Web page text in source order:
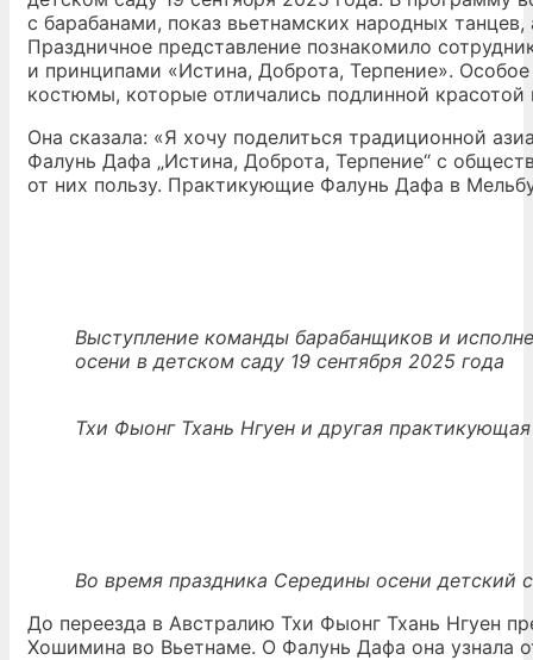
с барабанами, показ вьетнамских народных
Праздничное представление познакомило
и принципами «Истина, Доброта, Терпение».
костюмы, которые отличались подлинной красотой
Она сказала: «Я хочу поделиться традиционной
Фалунь Дафа „Истина, Доброта, Терпение“ с
от них пользу. Практикующие Фалунь Дафа в
Выступление команды барабанщиков и
осени в детском саду 19 сентября 2025 года
Тхи Фыонг Тхань Нгуен и другая
Во время праздника Середины осени детский
До переезда в Австралию Тхи Фыонг Тхань Нгуен
Хошимина во Вьетнаме. О Фалунь Дафа она узнала